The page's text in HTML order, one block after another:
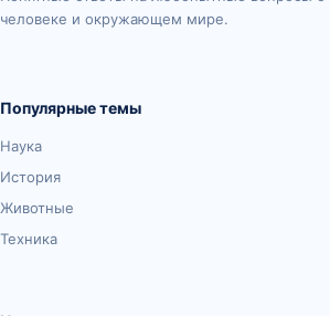
человеке и окружающем мире.
Популярные темы
Наука
История
Животные
Техника